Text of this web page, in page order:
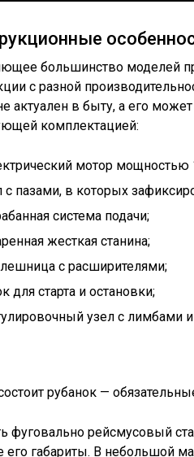
большинство моделей
с разной
актуален в быту, а его
комплектацией:
мотор мощностью
с пазами, в которых
система подачи;
жесткая станина;
с расширителями;
для старта и остановки;
узел с лимбами
рубанок —
фуговально рейсмусовый
его габариты. В небольшой